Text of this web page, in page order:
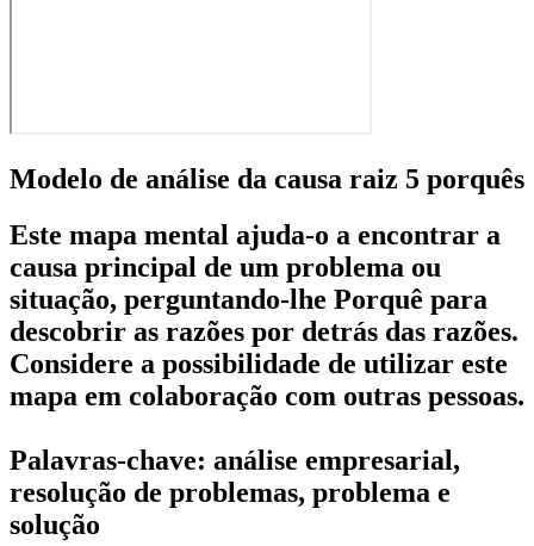
Modelo de análise da causa raiz 5 porquês
Este mapa mental ajuda-o a encontrar a
causa principal de um problema ou
situação, perguntando-lhe Porquê para
descobrir as razões por detrás das razões.
Considere a possibilidade de utilizar este
mapa em colaboração com outras pessoas.
Palavras-chave: análise empresarial,
resolução de problemas, problema e
solução